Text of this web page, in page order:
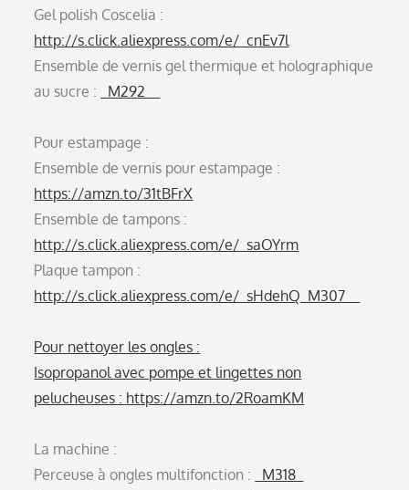
Gel polish Coscelia :
http://s.click.aliexpress.com/e/_cnEv7l
Ensemble de vernis gel thermique et holographique
au sucre :
_M292__
Pour estampage :
Ensemble de vernis pour estampage :
https://amzn.to/31tBFrX
Ensemble de tampons :
http://s.click.aliexpress.com/e/_saOYrm
Plaque tampon :
http://s.click.aliexpress.com/e/_sHdehQ_M307__
Pour nettoyer les ongles :
Isopropanol avec pompe et lingettes non
pelucheuses : https://amzn.to/2RoamKM
La machine :
Perceuse à ongles multifonction :
_M318_